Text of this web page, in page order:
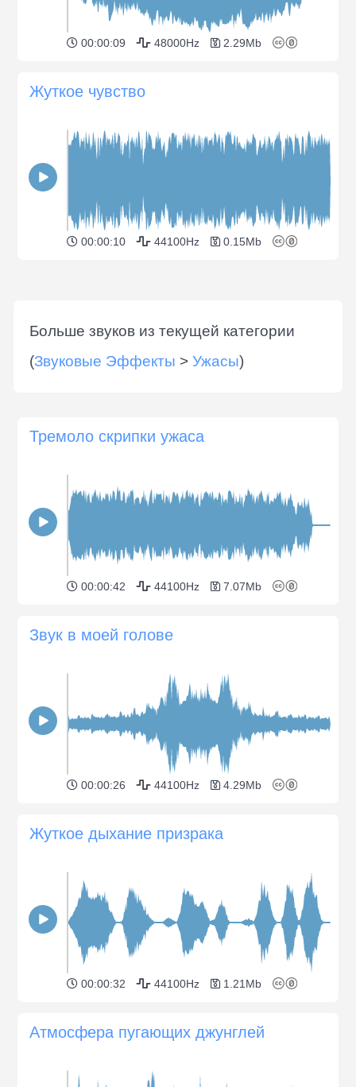
00:00:09 48000Hz 2.29Mb
Жуткое чувство
00:00:10 44100Hz 0.15Mb
Больше звуков из текущей категории
(Звуковые Эффекты > Ужасы)
Тремоло скрипки ужаса
00:00:42 44100Hz 7.07Mb
Звук в моей голове
00:00:26 44100Hz 4.29Mb
Жуткое дыхание призрака
00:00:32 44100Hz 1.21Mb
Атмосфера пугающих джунглей